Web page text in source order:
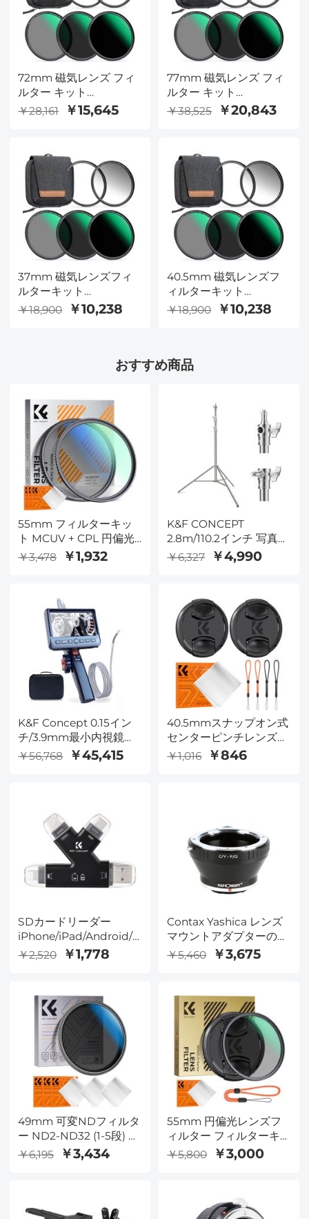
72mm 磁気レンズ フィ
ルター キット
GND8+ND8+ND64+ND1000+磁
気アダプター リング 5 in
テム Nano X シリーズ
￥28,161 ￥15,645
77mm 磁気レンズ フィ
ルター キット
気アダプター リング 5 in
テム Nano X シリーズ
￥38,525 ￥20,843
37mm 磁気レンズフィ
ルターキット
GND8+ND8+ND64+ND1000+磁
￥18,900 ￥10,238
40.5mm 磁気レンズフ
ィルターキット
￥18,900 ￥10,238
おすすめ商品
55mm フィルターキッ
ト MCUV + CPL 円偏光
フィルター & MCUV 保
護フィルター HD 超薄型
Nano K シリーズ
￥3,478 ￥1,932
K&F CONCEPT
2.8m/110.2インチ 写真用
ライトスタンド スプリ
ングバッファー 頑丈な
ンド 1/4インチと3/8イン
チのネジ付き ビデオラ
イト、リングライト、ソ
フトボックス用
￥6,327 ￥4,990
K&F Concept 0.15イン
チ/3.9mm最小内視鏡、5
インチ画面分割内視鏡
双方向ヒンジ付き蛇行カ
ラ-33 FT
￥56,768 ￥45,415
40.5mmスナップオン式
センターピンチレンズキ
ャップ 7 in 1 紛失防止キ
ーパーリーシュ付き ニ
￥1,016 ￥846
SDカードリーダー
iPhone/iPad/Android/Mac/
コンピューター/カメラ
ングカメラビューアー
ポータブルメモリーカー
ドリーダー SDカードア
ダプター SDおよびマイ
クロSDカード/TFカード
と互換性あり (ブラック)
￥2,520 ￥1,778
Contax Yashica レンズ
マウントアダプターの
Pentax Q カメラ 三脚座
￥5,460 ￥3,675
49mm 可変NDフィルタ
ー ND2-ND32 (1-5段) レ
ンズフィルター 18層ナ
ノコーティングによる防
￥6,195 ￥3,434
55mm 円偏光レンズフ
ィルター フィルターキ
ャップ付き 光学ガラス
超薄型偏光 CPL フィル
Dazzle シリーズ
￥5,800 ￥3,000